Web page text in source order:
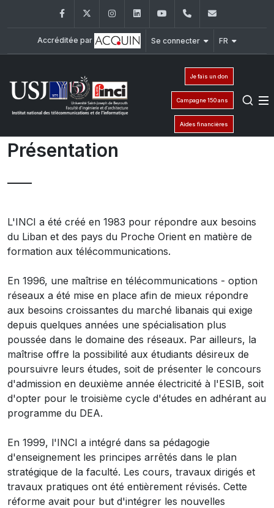
FacebookTwitter InstagramLinkedInYouTube+961 (1) 421 315
Accréditée par Se connecter FR
Je fais un don
Campagne 150 ans
Aides financières
Présentation
L'INCI a été créé en 1983 pour répondre aux besoins
du Liban et des pays du Proche Orient en matière de
formation aux télécommunications.
En 1996, une maîtrise en télécommunications - option
réseaux a été mise en place afin de mieux répondre
aux besoins croissantes du marché libanais qui exige
depuis quelques années une spécialisation plus
poussée dans le domaine des réseaux. Par ailleurs, la
maîtrise offre la possibilité aux étudiants désireux de
poursuivre leurs études, soit de présenter le concours
d'admission en deuxième année électricité à l'ESIB, soit
d'opter pour le troisième cycle d'études en adhérant au
programme du DEA.
En 1999, l'INCI a intégré dans sa pédagogie
d'enseignement les principes arrêtés dans le plan
stratégique de la faculté. Les cours, travaux dirigés et
travaux pratiques ont été entièrement révisés. Cette
réforme avait pour but d'intégrer les nouvelles